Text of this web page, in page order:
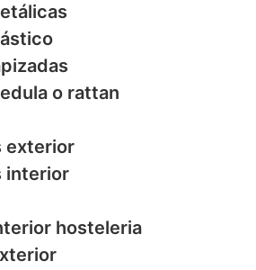
o rattan
exterior
interior
hosteleria